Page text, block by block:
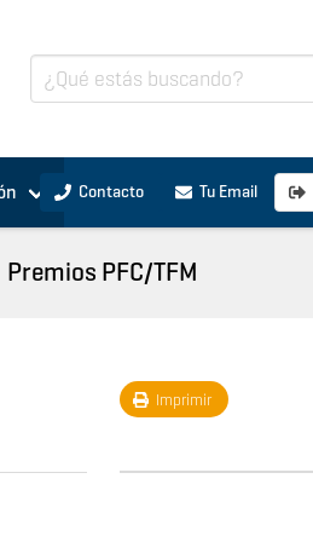
Contacto Tu Email
Premios PFC/TFM
Imprimir